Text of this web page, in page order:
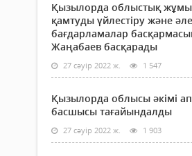
Қызылорда облыстық
қамтуды үйлестіру және
бағдарламалар
Жаңабаев басқарады
27 сәуір 2022 ж. 1 547
Қызылорда облысы әкімі
басшысы тағайындалды
27 сәуір 2022 ж. 1 903